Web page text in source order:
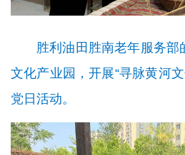
胜利油田胜南老年服务
文化产业园，开展“寻脉黄河
党日活动。